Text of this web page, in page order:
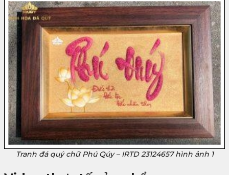
Tranh đá quý chữ Phú Qúy – IRTD 23124657 hình ảnh 1